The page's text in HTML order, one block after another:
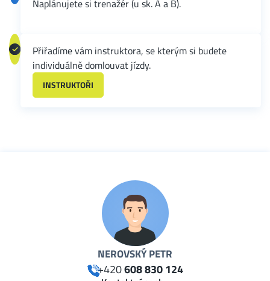
Naplánujete si trenažér (u sk. A a B).
Přiřadíme vám instruktora, se kterým si budete
individuálně domlouvat jízdy.
INSTRUKTOŘI
NEROVSKÝ PETR
+420608 830 124